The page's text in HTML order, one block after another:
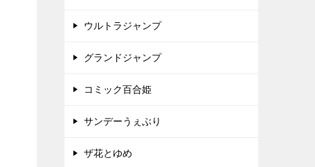
ウルトラジャンプ
グランドジャンプ
コミック百合姫
サンデーうぇぶり
ザ花とゆめ